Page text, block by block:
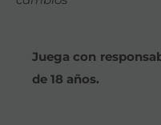
Juega con
de 18 años.